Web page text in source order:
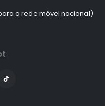
a rede móvel nacional)